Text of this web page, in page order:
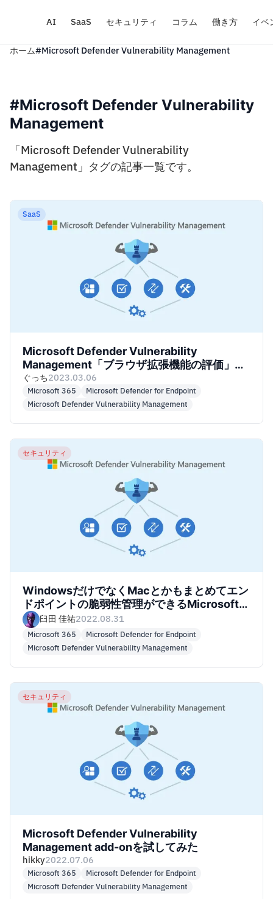
AI SaaS セキュリティ コラム 働き方 イベ
ホーム#Microsoft Defender Vulnerability Management
#Microsoft Defender Vulnerability
Management
「Microsoft Defender Vulnerability
Management」タグの記事一覧です。
SaaS
Microsoft Defender Vulnerability
Management「ブラウザ拡張機能の評価」を
試してみた
ぐっち2023.03.06
Microsoft 365
Microsoft Defender for Endpoint
Microsoft Defender Vulnerability Management
セキュリティ
WindowsだけでなくMacとかもまとめてエン
ドポイントの脆弱性管理ができるMicrosoft
Defender Vulnerability Managementがいい
感じだったのでいい感じなのを伝えてみた
臼田 佳祐2022.08.31
Microsoft 365
Microsoft Defender for Endpoint
Microsoft Defender Vulnerability Management
セキュリティ
Microsoft Defender Vulnerability
Management add-onを試してみた
hikky2022.07.06
Microsoft 365
Microsoft Defender for Endpoint
Microsoft Defender Vulnerability Management